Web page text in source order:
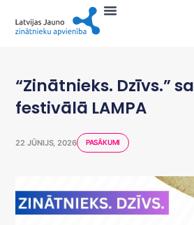
“Zinātnieks. Dzīvs.”
festivālā LAMPA
22 JŪNIJS, 2026 PASĀKUMI